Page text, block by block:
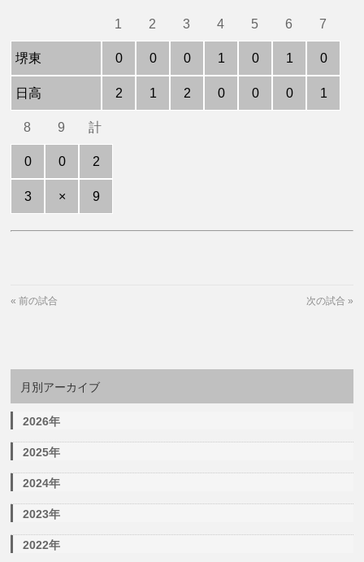
堺東
日高
1
0
2
2
0
1
3
0
2
4
1
0
5
0
0
6
1
0
7
0
1
8
0
3
9
0
×
計
2
9
«前の試合 次の試合 »
月別アーカイブ
2026年
2025年
2024年
2023年
2022年